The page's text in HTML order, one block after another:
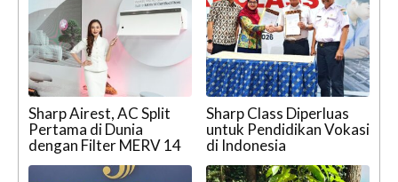
Sharp Airest, AC Split
Pertama di Dunia
dengan Filter MERV 14
Sharp Class Diperluas
untuk Pendidikan Vokasi
di Indonesia